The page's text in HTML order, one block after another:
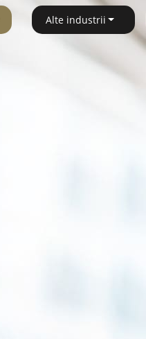
Alte industrii